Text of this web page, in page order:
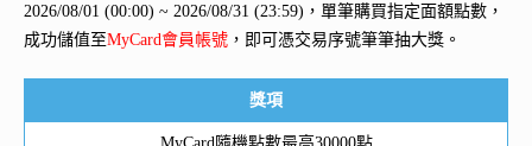
2026/08/01 (00:00) ~ 2026/08/31 (23:59)，單筆購買指定面額點數，
成功儲值至MyCard會員帳號 ，即可憑交易序號筆筆抽大獎。
獎項